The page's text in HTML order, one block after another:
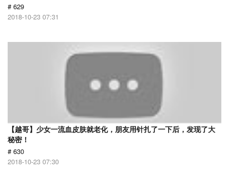
# 629
2018-10-23 07:31
【越哥】少女一流血皮肤就老化，朋友用针扎了一下后，发现了大
秘密！
# 630
2018-10-23 07:30